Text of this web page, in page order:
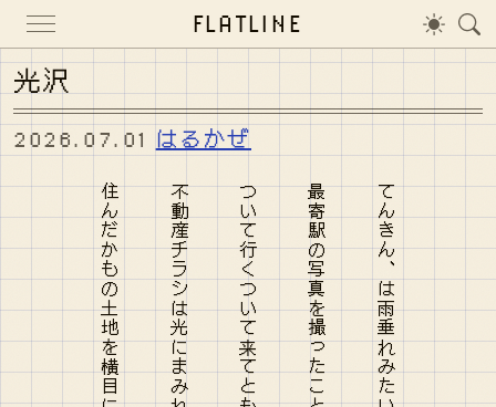
FLATLINE
光沢
2026.07.01 はるかぜ